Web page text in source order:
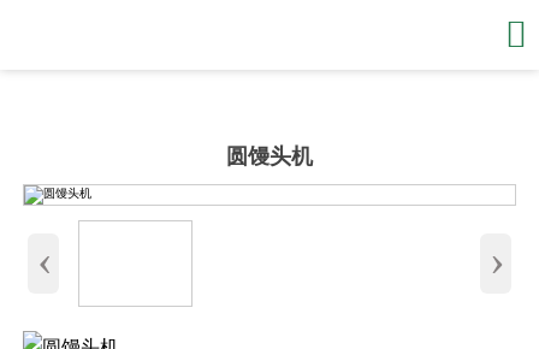

圆馒头机
‹ ›